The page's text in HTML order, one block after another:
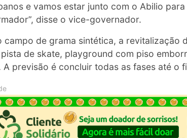
e vamos estar junto com o Abilio
disse o vice-governador.
campo de grama sintética, a revitalização
pista de skate, playground com piso
A previsão é concluir todas as fases até o